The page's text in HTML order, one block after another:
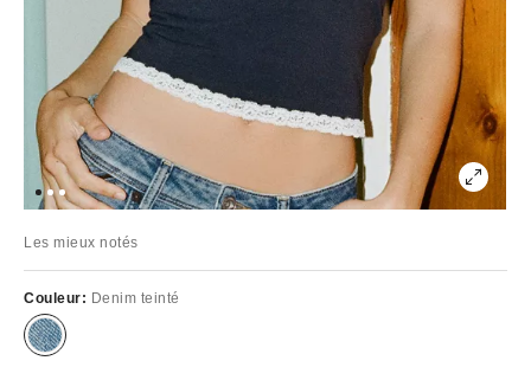
Les mieux notés
Couleur: Denim teinté